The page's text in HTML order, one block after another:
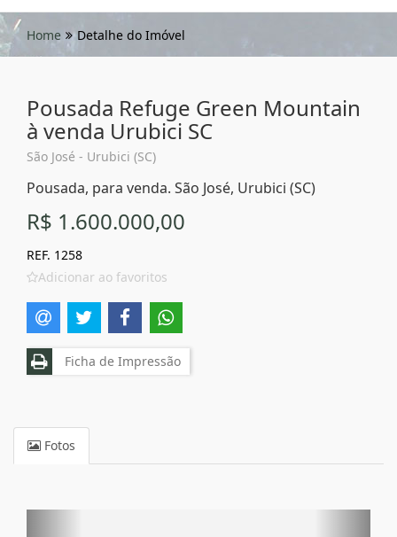
Home Detalhe do Imóvel
Pousada Refuge Green Mountain
à venda Urubici SC
São José - Urubici (SC)
Pousada, para venda. São José, Urubici (SC)
R$ 1.600.000,00
REF. 1258
Adicionar ao favoritos
Ficha de Impressão
Fotos